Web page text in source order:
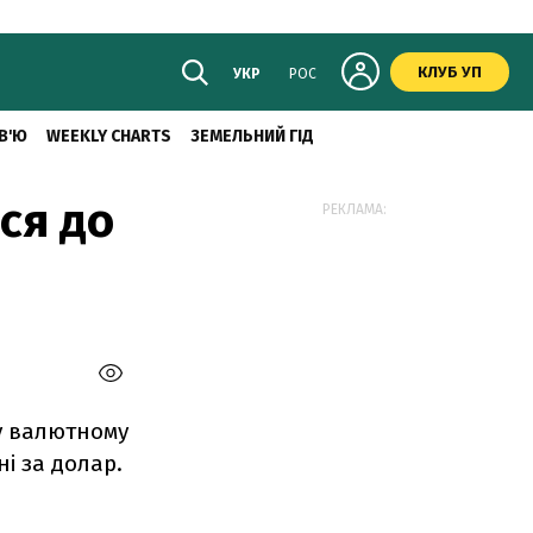
УКР РОС КЛУБ УП
WEEKLY CHARTS ЗЕМЕЛЬНИЙ ГІД
до
валютному
за долар.
РЕКЛАМА: